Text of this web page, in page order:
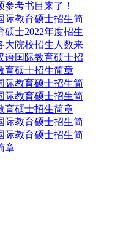
参考书目来了！
际教育硕士招生简
硕士2022年度招生
大院校招生人数来
语国际教育硕士招
育硕士招生简章
际教育硕士招生简
际教育硕士招生简
育硕士招生简章
际教育硕士招生简
际教育硕士招生简
章